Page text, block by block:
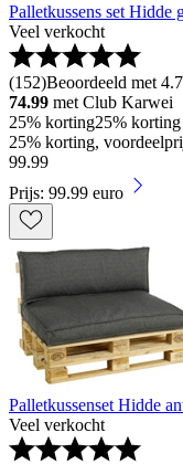
Palletkussens set Hidde
Veel verkocht
(152)Beoordeeld met
74.99 met Club Karwei
25% korting25% korting
25% korting,
99.99
Prijs: 99.99 euro
Palletkussenset Hidde
Veel verkocht